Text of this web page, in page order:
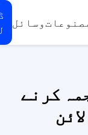
وسائل
کرنے